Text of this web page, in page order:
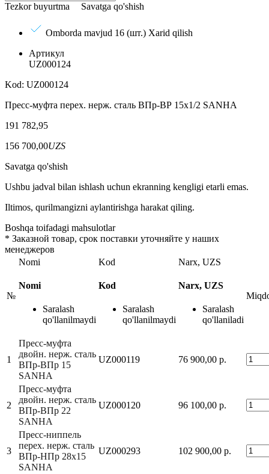
Tezkor buyurtma Savatga qo'shish
Omborda mavjud 16 (шт.) Xarid qilish
Артикул
UZ000124
Kod: UZ000124
Пресс-муфта перех. нерж. сталь ВПр-ВР 15x1/2 SANHA
191 782,95
156 700,00UZS
Savatga qo'shish
Ushbu jadval bilan ishlash uchun ekranning kengligi etarli emas.
Iltimos, qurilmangizni aylantirishga harakat qiling.
Boshqa toifadagi mahsulotlar
* Заказной товар, срок поставки уточняйте у наших
менеджеров
№
Nomi
Nomi
Saralash
qo'llanilmaydi
Kod
Kod
Saralash
qo'llanilmaydi
Narx, UZS
Narx, UZS
Saralash
qo'llaniladi
1
Пресс-муфта
двойн. нерж. сталь
ВПр-ВПр 15
SANHA
UZ000119 76 900,00 р.
2
Пресс-муфта
двойн. нерж. сталь
ВПр-ВПр 22
SANHA
UZ000120 96 100,00 р.
3
Пресс-ниппель
перех. нерж. сталь
ВПр-НПр 28x15
SANHA
UZ000293 102 900,00 р.